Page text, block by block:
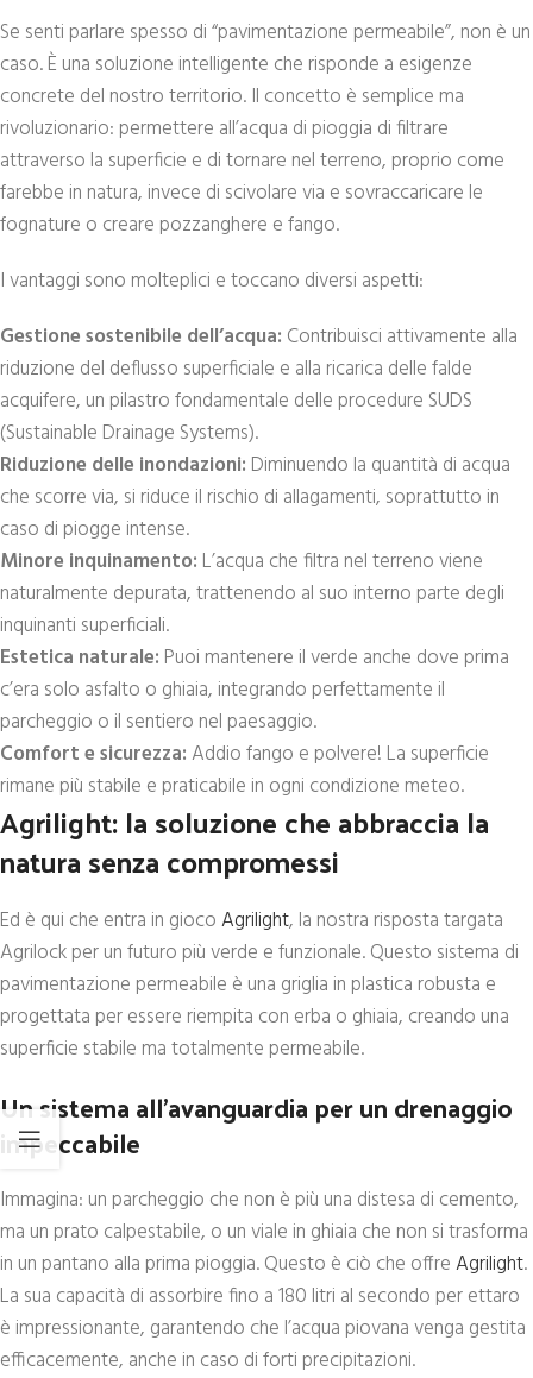
Se senti parlare spesso di “pavimentazione permeabile”, non è un
caso. È una soluzione intelligente che risponde a esigenze
concrete del nostro territorio. Il concetto è semplice ma
rivoluzionario: permettere all’acqua di pioggia di filtrare
attraverso la superficie e di tornare nel terreno, proprio come
farebbe in natura, invece di scivolare via e sovraccaricare le
fognature o creare pozzanghere e fango.
I vantaggi sono molteplici e toccano diversi aspetti:
Gestione sostenibile dell’acqua: Contribuisci attivamente alla
riduzione del deflusso superficiale e alla ricarica delle falde
acquifere, un pilastro fondamentale delle procedure SUDS
(Sustainable Drainage Systems).
Riduzione delle inondazioni: Diminuendo la quantità di acqua
che scorre via, si riduce il rischio di allagamenti, soprattutto in
caso di piogge intense.
Minore inquinamento: L’acqua che filtra nel terreno viene
naturalmente depurata, trattenendo al suo interno parte degli
inquinanti superficiali.
Estetica naturale: Puoi mantenere il verde anche dove prima
c’era solo asfalto o ghiaia, integrando perfettamente il
parcheggio o il sentiero nel paesaggio.
Comfort e sicurezza:Addio fango e polvere! La superficie
rimane più stabile e praticabile in ogni condizione meteo.
Agrilight: la soluzione che abbraccia la
natura senza compromessi
Ed è qui che entra in giocoAgrilight, la nostra risposta targata
Agrilock per un futuro più verde e funzionale. Questo sistema di
pavimentazione permeabile è una griglia in plastica robusta e
progettata per essere riempita con erba o ghiaia, creando una
superficie stabile ma totalmente permeabile.
Un sistema all’avanguardia per un drenaggio
impeccabile
Immagina: un parcheggio che non è più una distesa di cemento,
ma un prato calpestabile, o un viale in ghiaia che non si trasforma
in un pantano alla prima pioggia. Questo è ciò che offreAgrilight.
La sua capacità di assorbire fino a 180 litri al secondo per ettaro
è impressionante, garantendo che l’acqua piovana venga gestita
efficacemente, anche in caso di forti precipitazioni.